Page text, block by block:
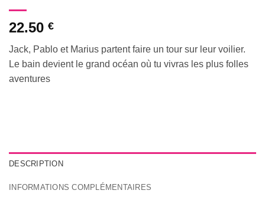
22.50 €
Jack, Pablo et Marius partent faire un tour sur leur voilier.
Le bain devient le grand océan où tu vivras les plus folles
aventures
DESCRIPTION
INFORMATIONS COMPLÉMENTAIRES